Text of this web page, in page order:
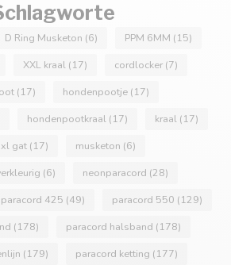
D Ring Musketon (6) PPM 6MM (15)
XXL kraal (17) cordlocker (7)
(17) hondenpootje (17)
hondenpootkraal (17) kraal (17)
gat (17) musketon (6)
(6) neonparacord (28)
paracord 425 (49) paracord 550 (129)
(178) paracord halsband (178)
(179) paracord ketting (177)